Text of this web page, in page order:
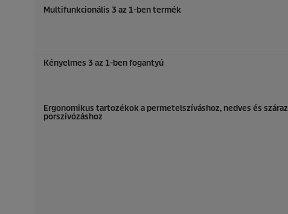
Multifunkcionális 3 az 1-ben termék
Kényelmes 3 az 1-ben fogantyú
Ergonomikus tartozékok a permetelszíváshoz, nedves és száraz
porszívózáshoz